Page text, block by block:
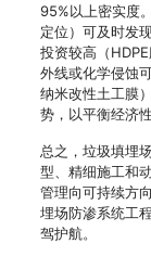
95%以上密实度
定位）可及时发
投资较高（
外线或化学侵蚀
纳米改性土工膜
势，以平衡经济
总之，垃圾填埋
型、精细施工和
管理向可持续方
埋场防渗系统工
驾护航。